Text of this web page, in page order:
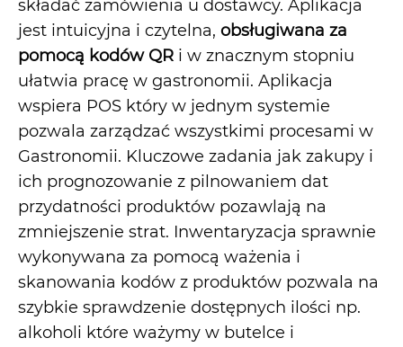
składać zamówienia u dostawcy. Aplikacja
jest intuicyjna i czytelna, obsługiwana za
pomocą kodów QR i w znacznym stopniu
ułatwia pracę w gastronomii. Aplikacja
wspiera POS który w jednym systemie
pozwala zarządzać wszystkimi procesami w
Gastronomii. Kluczowe zadania jak zakupy i
ich prognozowanie z pilnowaniem dat
przydatności produktów pozawlają na
zmniejszenie strat. Inwentaryzacja sprawnie
wykonywana za pomocą ważenia i
skanowania kodów z produktów pozwala na
szybkie sprawdzenie dostępnych ilości np.
alkoholi które ważymy w butelce i